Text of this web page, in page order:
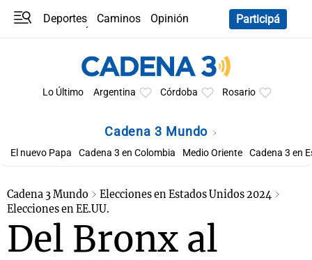
Deportes Caminos
Opinión
Participá
Lo Último Argentina Córdoba Rosario
Cadena 3 Mundo
El nuevo Papa Cadena 3 en Colombia Medio Oriente Cadena 3 en
Cadena 3 Mundo
Elecciones en Estados Unidos 2024
Elecciones en EE.UU.
Del Bronx al